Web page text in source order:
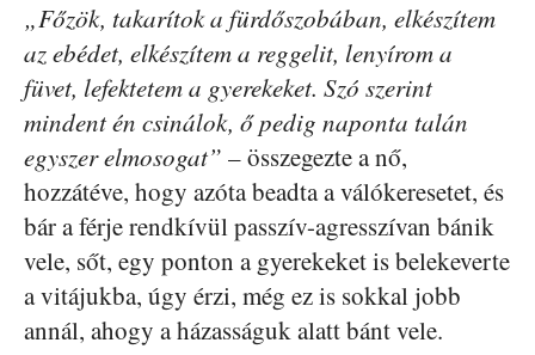
„Főzök, takarítok a fürdőszobában, elkészítem
az ebédet, elkészítem a reggelit, lenyírom a
füvet, lefektetem a gyerekeket. Szó szerint
mindent én csinálok, ő pedig naponta talán
egyszer elmosogat” – összegezte a nő,
hozzátéve, hogy azóta beadta a válókeresetet, és
bár a férje rendkívül passzív-agresszívan bánik
vele, sőt, egy ponton a gyerekeket is belekeverte
a vitájukba, úgy érzi, még ez is sokkal jobb
annál, ahogy a házasságuk alatt bánt vele.